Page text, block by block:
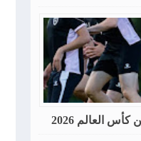
العالم 2026